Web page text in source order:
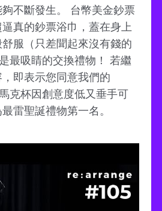
不斷發生。 台幣美金鈔票
真的鈔票浴巾，蓋在身上
服（只差聞起來沒有錢的
最吸睛的交換禮物！ 若繼
即表示您同意我們的
克杯因創意度低又垂手可
雷聖誕禮物第一名。